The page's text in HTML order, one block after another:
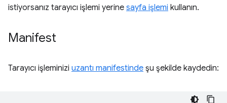
istiyorsanız tarayıcı işlemi yerine sayfa işlemi kullanın.
Manifest
Tarayıcı işleminizi uzantı manifestinde şu şekilde kaydedin: